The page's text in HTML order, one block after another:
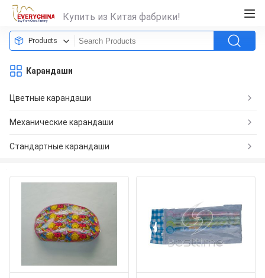
Купить из Китая фабрики!
Products
Карандаши
Цветные карандаши
Механические карандаши
Стандартные карандаши